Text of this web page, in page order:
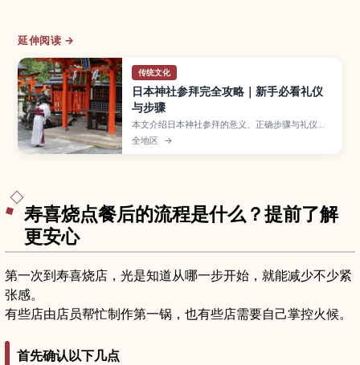
延伸阅读 →
传统文化
日本神社参拜完全攻略｜新手必看礼仪
与步骤
本文介绍日本神社参拜的意义、正确步骤与礼仪要
点，帮助访日游客避免失礼，更从容地体验神社文
化。
全地区 →
寿喜烧点餐后的流程是什么？提前了解
更安心
第一次到寿喜烧店，光是知道从哪一步开始，就能减少不少紧
张感。
有些店由店员帮忙制作第一锅，也有些店需要自己掌控火候。
首先确认以下几点